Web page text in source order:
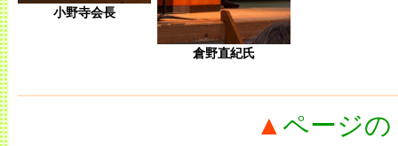
小野寺会長
倉野直紀氏
▲ ページ